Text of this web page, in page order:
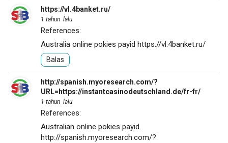
https://vl.4banket.ru/
1 tahun lalu
References:
Australia online pokies payid https://vl.4banket.ru/
Balas
http://spanish.myoresearch.com/?
URL=https://instantcasinodeutschland.de/fr-fr/
1 tahun lalu
References:
Australian online pokies payid
http://spanish.myoresearch.com/?